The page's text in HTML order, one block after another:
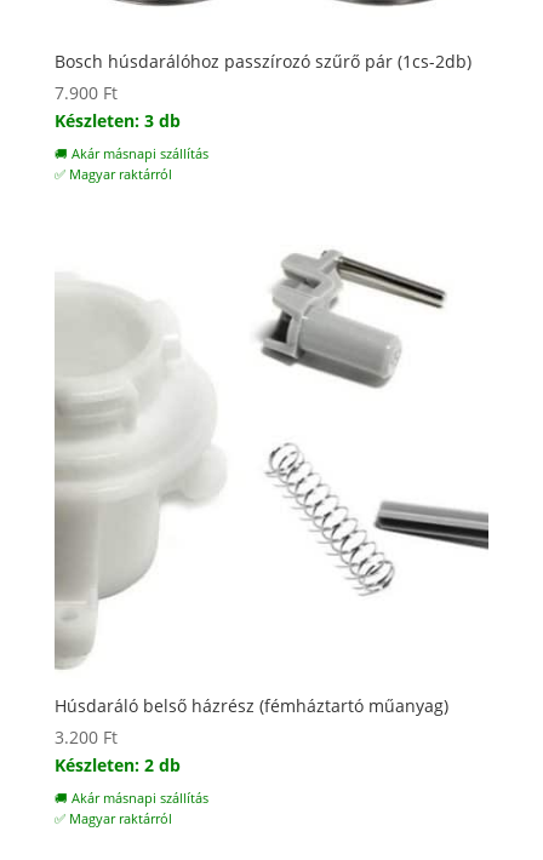
Bosch húsdarálóhoz passzírozó szűrő pár (1cs-2db)
7.900 Ft
Készleten: 3 db
🚚 Akár másnapi szállítás
✅ Magyar raktárról
Húsdaráló belső házrész (fémháztartó műanyag)
3.200 Ft
Készleten: 2 db
🚚 Akár másnapi szállítás
✅ Magyar raktárról